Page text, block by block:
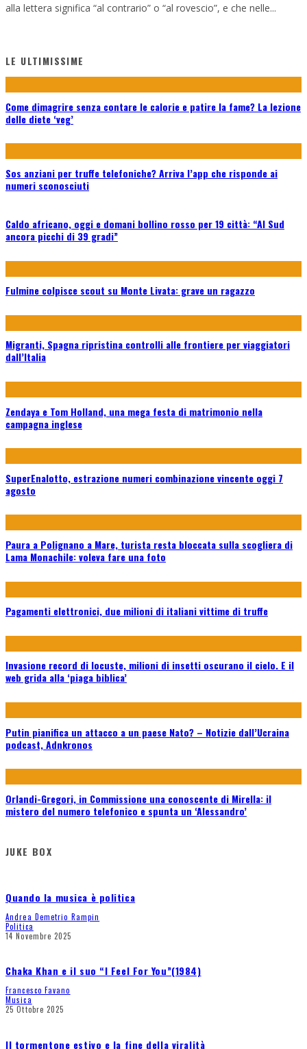
alla lettera significa “al contrario” o “al rovescio”, e che nelle...
LE ULTIMISSIME
Come dimagrire senza contare le calorie e patire la fame? La lezione
delle diete ‘veg’
Sos anziani per truffe telefoniche? Arriva l’app che risponde ai
numeri sconosciuti
Caldo africano, oggi e domani bollino rosso per 19 città: “Al Sud
ancora picchi di 39 gradi”
Fulmine colpisce scout su Monte Livata: grave un ragazzo
Migranti, Spagna ripristina controlli alle frontiere per viaggiatori
dall’Italia
Zendaya e Tom Holland, una mega festa di matrimonio nella
campagna inglese
SuperEnalotto, estrazione numeri combinazione vincente oggi 7
agosto
Paura a Polignano a Mare, turista resta bloccata sulla scogliera di
Lama Monachile: voleva fare una foto
Pagamenti elettronici, due milioni di italiani vittime di truffe
Invasione record di locuste, milioni di insetti oscurano il cielo. E il
web grida alla ‘piaga biblica’
Putin pianifica un attacco a un paese Nato? – Notizie dall’Ucraina
podcast, Adnkronos
Orlandi-Gregori, in Commissione una conoscente di Mirella: il
mistero del numero telefonico e spunta un ‘Alessandro’
JUKE BOX
Quando la musica è politica
Andrea Demetrio Rampin
Politica
14 Novembre 2025
Chaka Khan e il suo “I Feel For You”(1984)
Francesco Favano
Musica
25 Ottobre 2025
Il tormentone estivo e la fine della viralità